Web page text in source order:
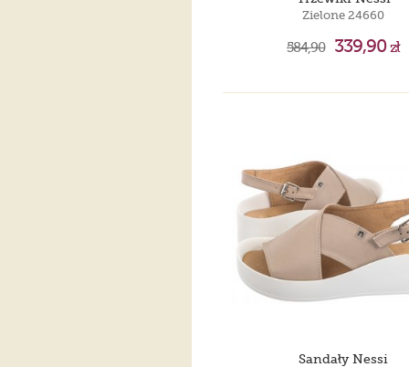
Zielone 24660
584,90 339,90zł
Sandały Nessi